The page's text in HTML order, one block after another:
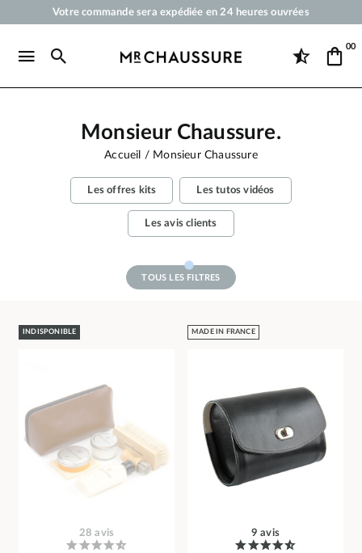
Votre commande sera expédiée en 24 heures ouvrées
Livraison offerte dès 50 €
00
Monsieur Chaussure.
Accueil Monsieur Chaussure
Les offres kits Les tutos vidéos
Les avis clients
TOUS LES FILTRES
INDISPONIBLE
28 avis
MADE IN FRANCE
9 avis